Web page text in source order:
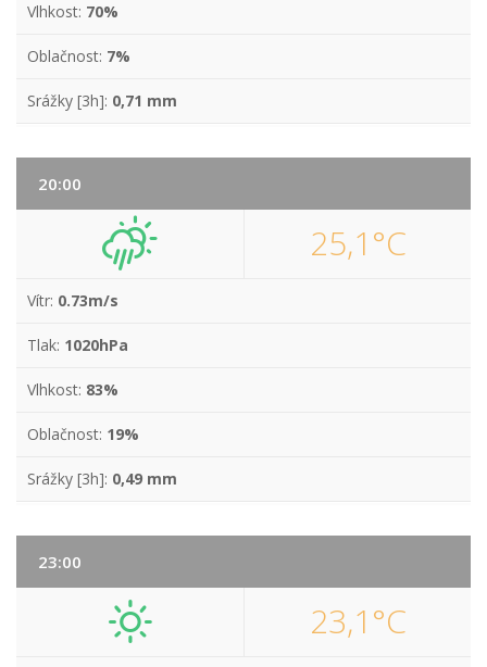
Vlhkost: 70%
Oblačnost: 7%
Srážky [3h]: 0,71 mm
20:00
25,1°C
Vítr: 0.73m/s
Tlak: 1020hPa
Vlhkost: 83%
Oblačnost: 19%
Srážky [3h]: 0,49 mm
23:00
23,1°C